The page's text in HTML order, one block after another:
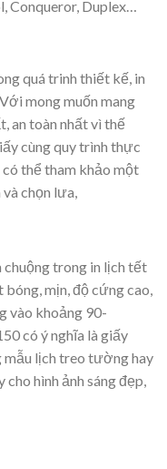
Conqueror, Duplex…
quá trinh thiết kế, in
mong muốn mang
an toàn nhất vì thế
cùng quy trình thực
có thể tham khảo một
chọn lưa,
trong in lịch tết
mịn, độ cứng cao,
vào khoảng 90-
có ý nghĩa là giấy
lịch treo tường hay
hình ảnh sáng đẹp,